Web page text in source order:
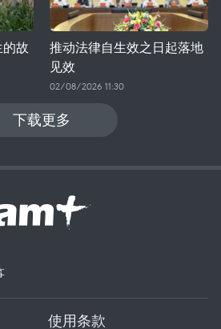
故
推动法律自生效之日起落地
见效
02/08/2026 11:30
下载更多
使用条款